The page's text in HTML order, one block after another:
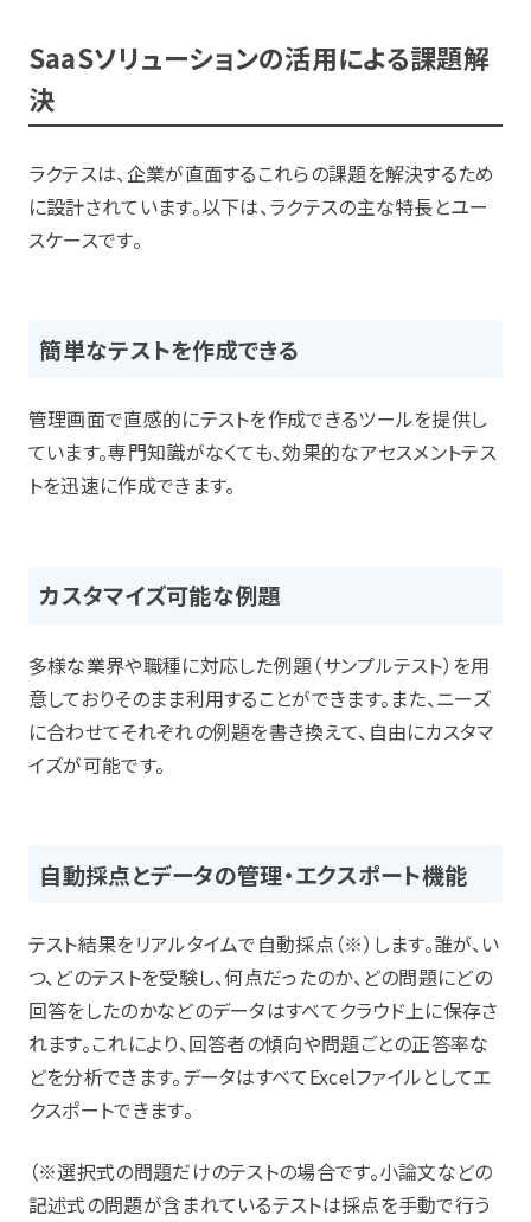
SaaSソリューションの活用による課題解
決
ラクテスは、企業が直面するこれらの課題を解決するため
に設計されています。以下は、ラクテスの主な特長とユー
スケースです。
簡単なテストを作成できる
管理画面で直感的にテストを作成できるツールを提供し
ています。専門知識がなくても、効果的なアセスメントテス
トを迅速に作成できます。
カスタマイズ可能な例題
多様な業界や職種に対応した例題（サンプルテスト）を用
意しておりそのまま利用することができます。また、ニーズ
に合わせてそれぞれの例題を書き換えて、自由にカスタマ
イズが可能です。
自動採点とデータの管理・エクスポート機能
テスト結果をリアルタイムで自動採点（※）します。誰が、い
つ、どのテストを受験し、何点だったのか、どの問題にどの
回答をしたのかなどのデータはすべてクラウド上に保存さ
れます。これにより、回答者の傾向や問題ごとの正答率な
どを分析できます。データはすべてExcelファイルとしてエ
クスポートできます。
（※選択式の問題だけのテストの場合です。小論文などの
記述式の問題が含まれているテストは採点を手動で行う